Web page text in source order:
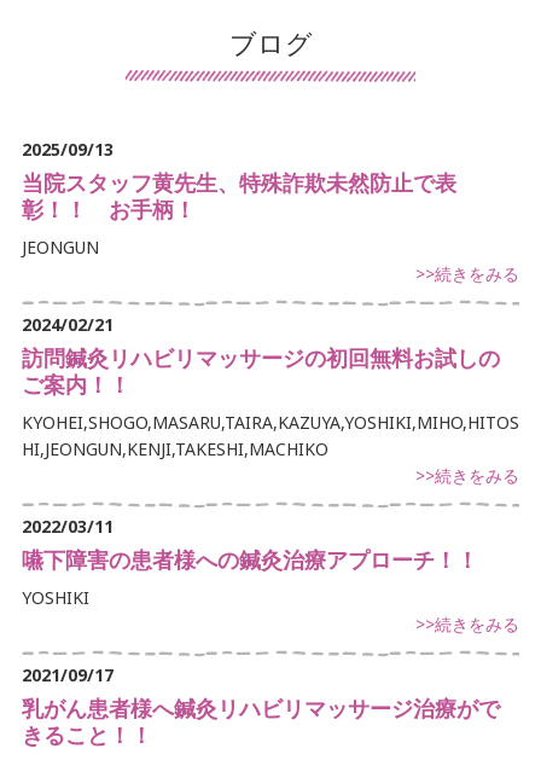
交通事故治療
鍼灸について
デイサービスについて
訪問看護について
手足のしびれでお悩み
腰痛でお悩み
足の痛みでお悩み
不定愁訴
ブログ
2025/09/13
当院スタッフ黄先生、特殊詐欺未然防止で表
彰！！ お手柄！
JEONGUN
>>続きをみる
2024/02/21
訪問鍼灸リハビリマッサージの初回無料お試しの
ご案内！！
KYOHEI,SHOGO,MASARU,TAIRA,KAZUYA,YOSHIKI,MIHO,HITOS
HI,JEONGUN,KENJI,TAKESHI,MACHIKO
>>続きをみる
2022/03/11
嚥下障害の患者様への鍼灸治療アプローチ！！
YOSHIKI
>>続きをみる
2021/09/17
乳がん患者様へ鍼灸リハビリマッサージ治療がで
きること！！